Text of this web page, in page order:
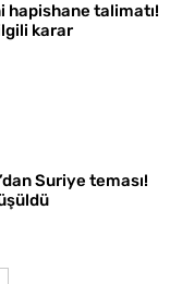
hapishane talimatı!
karar
Suriye teması!